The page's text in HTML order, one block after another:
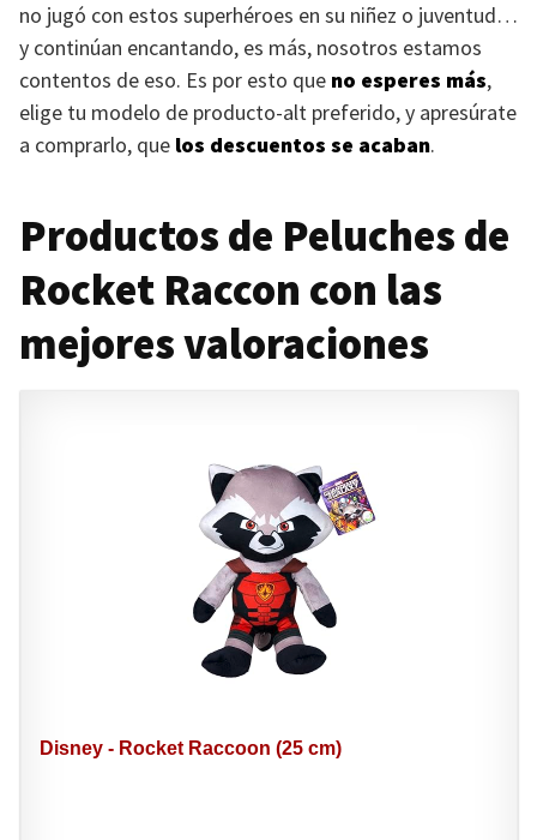
no jugó con estos superhéroes en su niñez o juventud…
y continúan encantando, es más, nosotros estamos
contentos de eso. Es por esto que no esperes más,
elige tu modelo de producto-alt preferido, y apresúrate
a comprarlo, que los descuentos se acaban.
Productos de Peluches de
Rocket Raccon con las
mejores valoraciones
Disney - Rocket Raccoon (25 cm)